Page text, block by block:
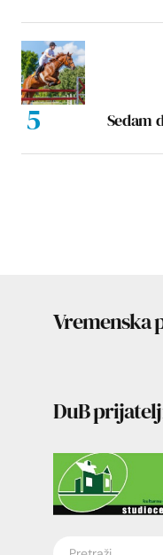
Sedam
Vremenska
DuB